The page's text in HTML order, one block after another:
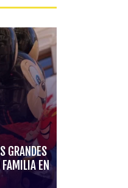
GRANDES
EN